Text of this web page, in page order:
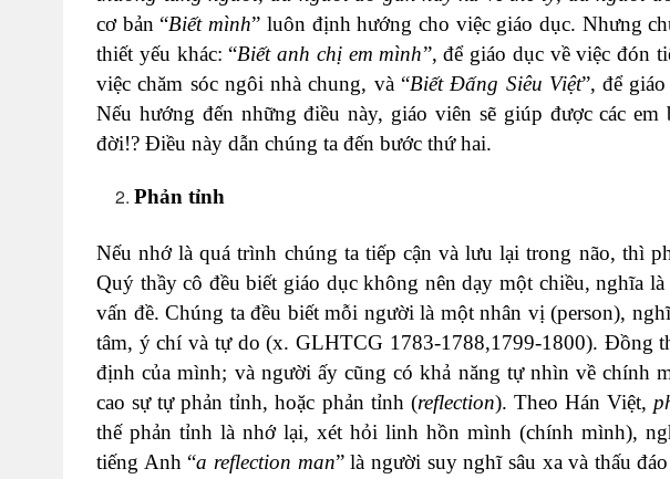
cơ bản “Biết mình” luôn định hướng cho việc giáo dục. Nhưng
thiết yếu khác: “Biết anh chị em mình”, để giáo dục về việc đón
việc chăm sóc ngôi nhà chung, và “Biết Đấng Siêu Việt”, để
Nếu hướng đến những điều này, giáo viên sẽ giúp được các
đời!? Điều này dẫn chúng ta đến bước thứ hai.
Phản tỉnh
Nếu nhớ là quá trình chúng ta tiếp cận và lưu lại trong não, thì
Quý thầy cô đều biết giáo dục không nên dạy một chiều, nghĩa
vấn đề. Chúng ta đều biết mỗi người là một nhân vị (person),
tâm, ý chí và tự do (x. GLHTCG 1783-1788,1799-1800). Đồng
định của mình; và người ấy cũng có khả năng tự nhìn về chính
cao sự tự phản tỉnh, hoặc phản tỉnh (reflection). Theo Hán Việt,
thế phản tỉnh là nhớ lại, xét hỏi linh hồn mình (chính mình),
tiếng Anh “a reflection man” là người suy nghĩ sâu xa và thấu